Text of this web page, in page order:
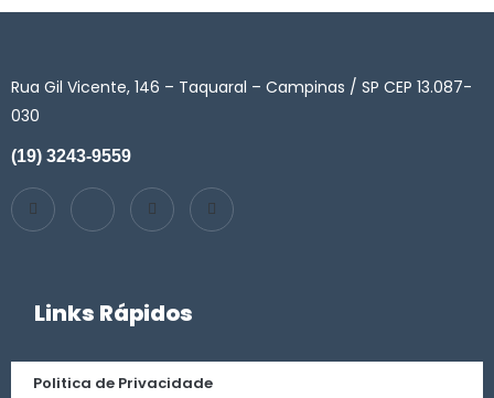
Rua Gil Vicente, 146 – Taquaral – Campinas / SP CEP 13.087-
030
(19) 3243-9559
Links Rápidos
Politica de Privacidade